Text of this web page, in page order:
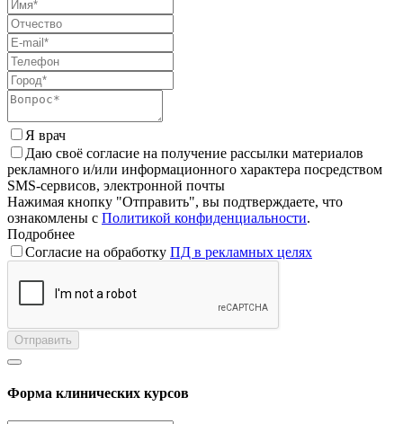
Я врач
Даю своё согласие на получение рассылки материалов
рекламного и/или информационного характера посредством
SMS-сервисов, электронной почты
Нажимая кнопку "Отправить", вы подтверждаете, что
ознакомлены с Политикой конфиденциальности.
Подробнее
Согласие на обработку ПД в рекламных целях
Отправить
Форма клинических курсов